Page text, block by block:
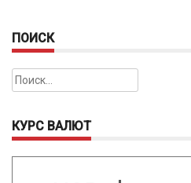
ПОИСК
Найти:
КУРС ВАЛЮТ